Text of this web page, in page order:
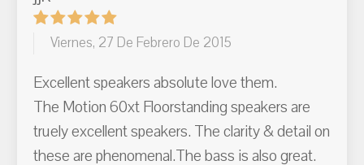
Viernes, 27 De Febrero De 2015
Excellent speakers absolute love them.
The Motion 60xt Floorstanding speakers are
truely excellent speakers. The clarity & detail on
these are phenomenal.The bass is also great.